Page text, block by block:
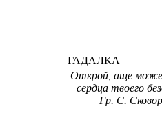
ГАДАЛКА
Открой, аще
сердца твоего
Гр. С.